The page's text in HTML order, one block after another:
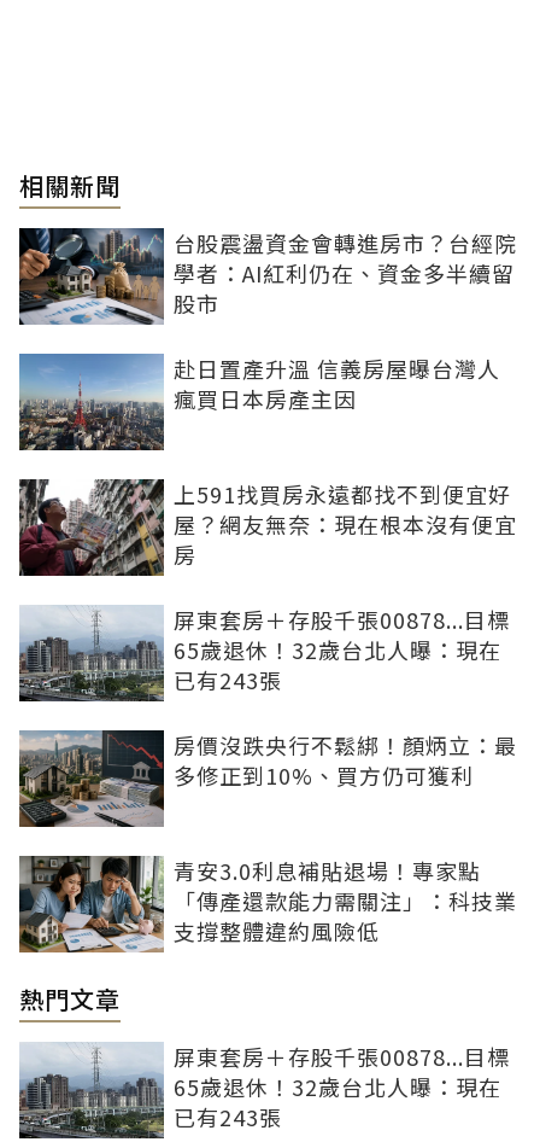
相關新聞
台股震盪資金會轉進房市？台經院
學者：AI紅利仍在、資金多半續留
股市
赴日置產升溫 信義房屋曝台灣人
瘋買日本房產主因
上591找買房永遠都找不到便宜好
屋？網友無奈：現在根本沒有便宜
房
屏東套房＋存股千張00878...目標
65歲退休！32歲台北人曝：現在
已有243張
房價沒跌央行不鬆綁！顏炳立：最
多修正到10%、買方仍可獲利
青安3.0利息補貼退場！專家點
「傳產還款能力需關注」：科技業
支撐整體違約風險低
熱門文章
屏東套房＋存股千張00878...目標
65歲退休！32歲台北人曝：現在
已有243張